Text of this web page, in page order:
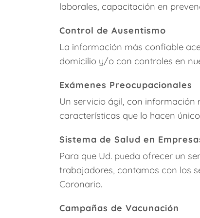
laborales, capacitación en
Control de Ausentismo
La información más confiable
domicilio y/o con controles en
Exámenes Preocupacionales
Un servicio ágil, con información
características que lo hacen
Sistema de Salud en
Para que Ud. pueda ofrecer un
trabajadores, contamos con los
Coronario.
Campañas de Vacunación